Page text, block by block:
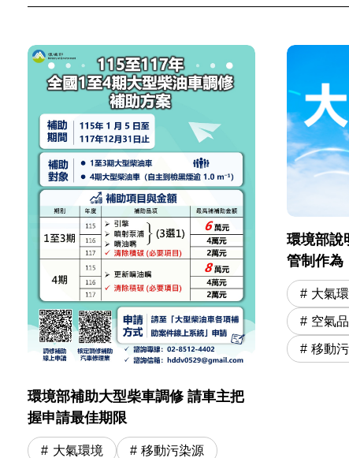
環境部補助大型柴車調修 請車主把
握申請最佳期限
大氣環境 移動污染源
環境部說
管制作為
大氣
空氣
移動